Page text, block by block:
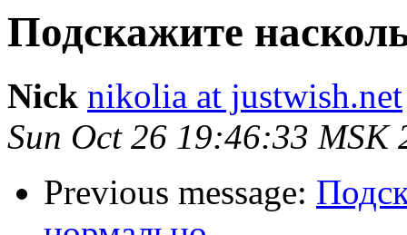
Подскажите
Nick nikolia at justwish.net
Sun Oct 26 19:46:33 MSK
Previous message: